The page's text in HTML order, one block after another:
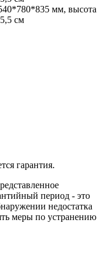
мм, высота
см
гарантия.
период - это
недостатка
меры по устранению